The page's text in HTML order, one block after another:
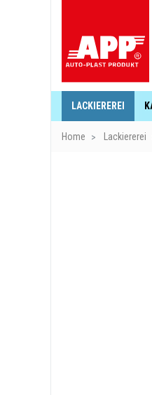
LACKIEREREI
Home Lackiererei